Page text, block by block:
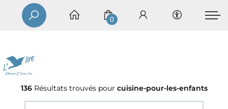
0
136 Résultats trouvés pour cuisine-pour-les-enfants